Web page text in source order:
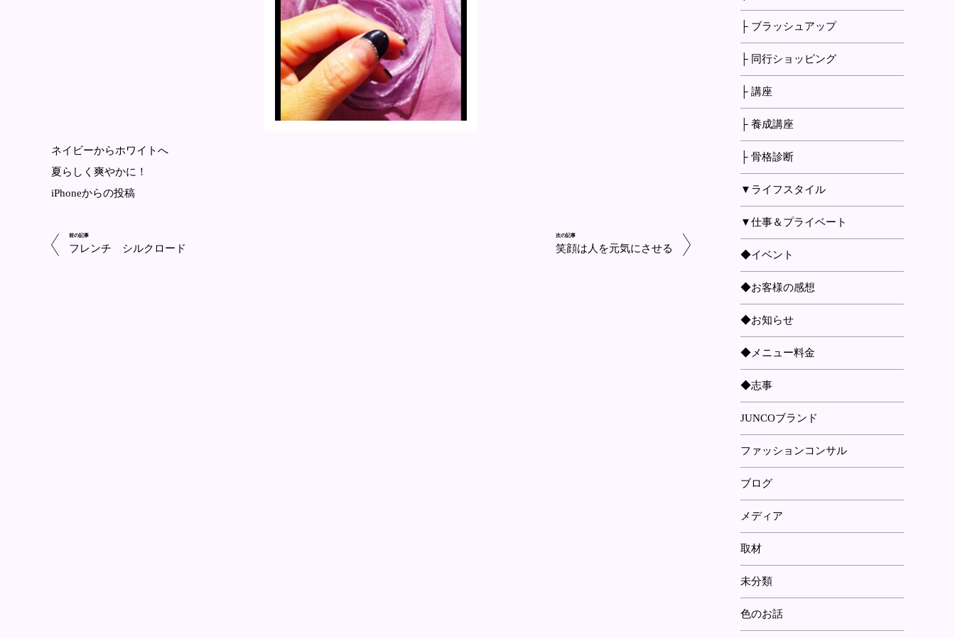
ネイビーからホワイトへ
夏らしく爽やかに！
iPhoneからの投稿
前の記事
フレンチ シルクロード
次の記事
笑顔は人を元気にさせる
├ ブラッシュアップ
├ 同行ショッピング
├ 講座
├ 養成講座
├ 骨格診断
▼ライフスタイル
▼仕事＆プライベート
◆イベント
◆お客様の感想
◆お知らせ
◆メニュー料金
◆志事
JUNCOブランド
ファッションコンサル
ブログ
メディア
取材
未分類
色のお話